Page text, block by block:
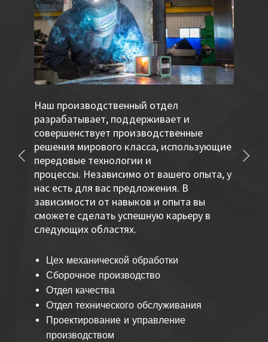
Наш производственный отдел
разрабатывает, поддерживает и
совершенствует производственные
решения мирового класса, использующие
передовые технологии и
процессы. Независимо от вашего опыта, у
нас есть для вас предложения. В
зависимости от навыков и опыта вы
сможете сделать успешную карьеру в
следующих областях.
Цех механической обработки
Сборочное производство
Отдел качества
Отдел технического обслуживания
Проектирование и управление
производством
Назад Далее